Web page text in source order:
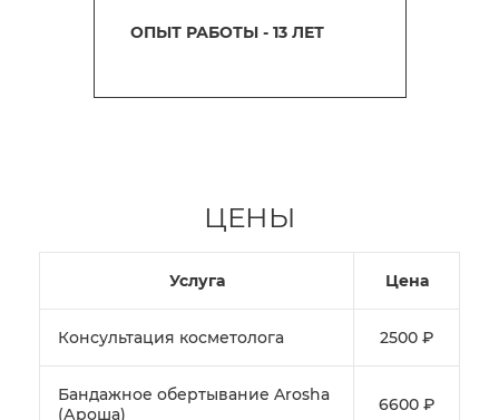
ОПЫТ РАБОТЫ - 13 ЛЕТ
ТРИХОЛОГ, ВРАЧ ВЫСШЕЙ
ОПЫТ РАБОТЫ - 28 ЛЕТ
ЦЕНЫ
Услуга Цена
Консультация косметолога 2500 ₽
Бандажное обертывание Arosha
(Ароша)
6600 ₽